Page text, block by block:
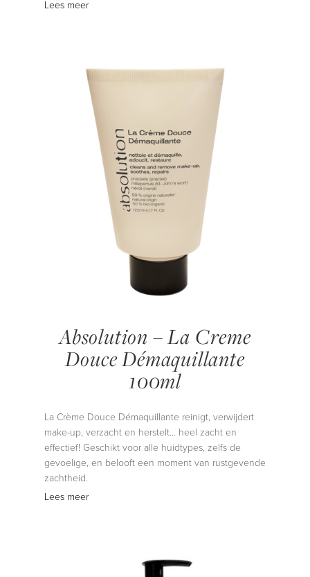
Lees meer
Absolution – La Creme
Douce Démaquillante
100ml
La Crème Douce Démaquillante reinigt, verwijdert
make-up, verzacht en herstelt… heel zacht en
effectief! Geschikt voor alle huidtypes, zelfs de
gevoelige, en belooft een moment van rustgevende
zachtheid.
Lees meer